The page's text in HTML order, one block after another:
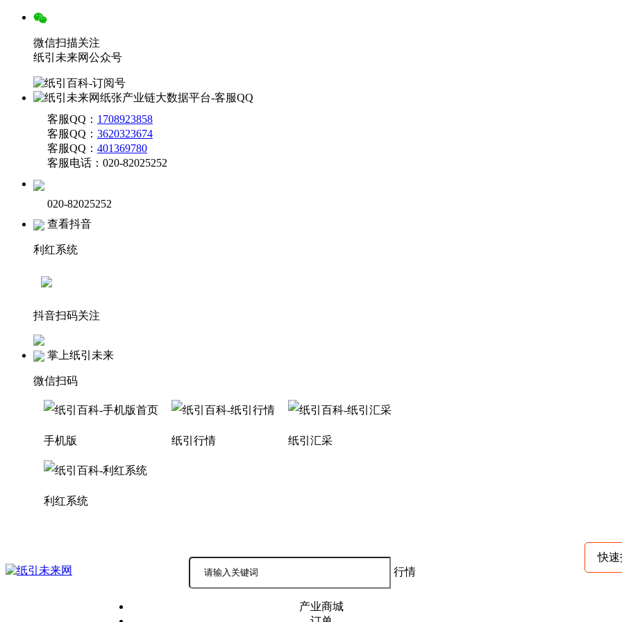
微信扫描关注
纸引未来网公众号
客服QQ： 1708923858
客服QQ： 3620323674
客服QQ： 401369780
客服电话：020-82025252
020-82025252
查看抖音
利红系统
抖音扫码关注
掌上纸引未来
微信扫码
手机版 纸引行情 纸引汇采
利红系统
行情
产业商城
快